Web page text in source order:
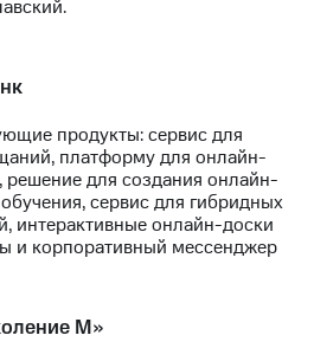
продукты: сервис для
платформу для онлайн-
решение для создания онлайн-
сервис для гибридных
интерактивные онлайн-доски
и корпоративный мессенджер
М»